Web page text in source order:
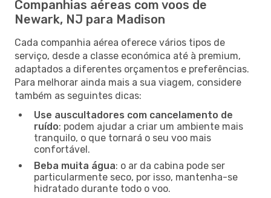
Companhias aéreas com voos de
Newark, NJ para Madison
Cada companhia aérea oferece vários tipos de
serviço, desde a classe económica até à premium,
adaptados a diferentes orçamentos e preferências.
Para melhorar ainda mais a sua viagem, considere
também as seguintes dicas:
Use auscultadores com cancelamento de
ruído: podem ajudar a criar um ambiente mais
tranquilo, o que tornará o seu voo mais
confortável.
Beba muita água: o ar da cabina pode ser
particularmente seco, por isso, mantenha-se
hidratado durante todo o voo.